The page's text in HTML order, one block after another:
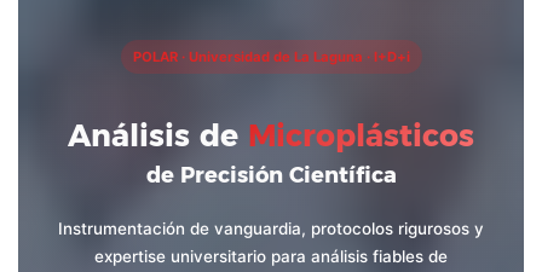
POLAR · Universidad de La Laguna · I+D+i
Análisis de Microplásticos
de Precisión Científica
Instrumentación de vanguardia, protocolos rigurosos y
expertise universitario para análisis fiables de